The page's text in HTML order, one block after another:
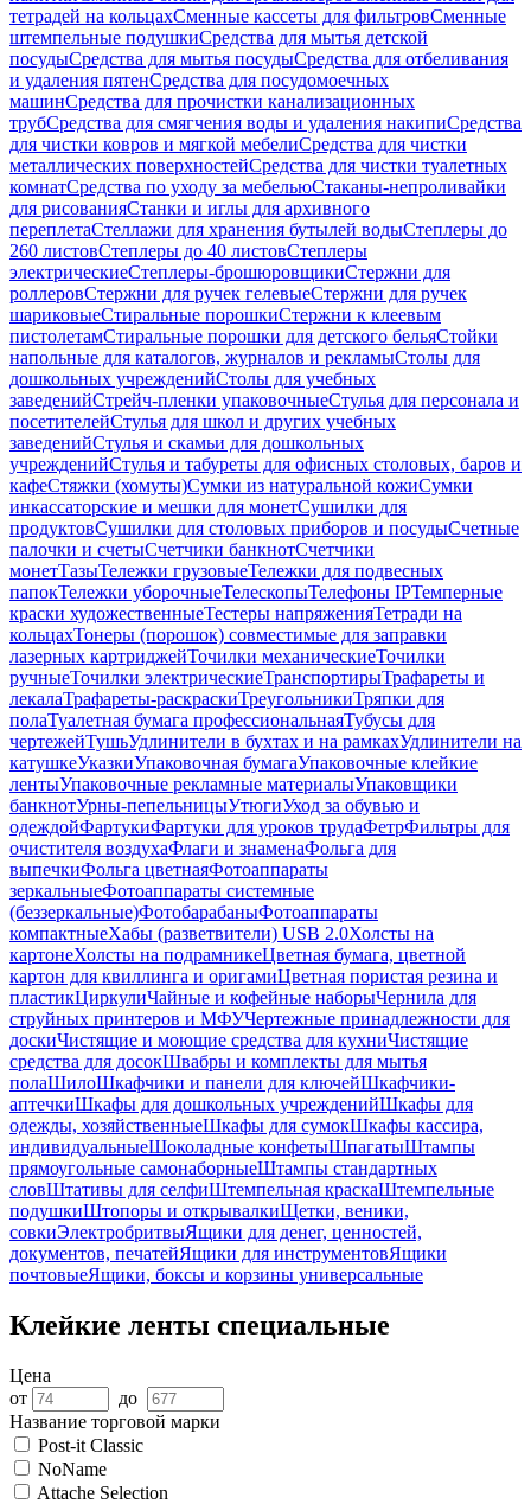
тетрадей на кольцахСменные кассеты для фильтровСменные
штемпельные подушкиСредства для мытья детской
посудыСредства для мытья посудыСредства для отбеливания
и удаления пятенСредства для посудомоечных
машинСредства для прочистки канализационных
трубСредства для смягчения воды и удаления накипиСредства
для чистки ковров и мягкой мебелиСредства для чистки
металлических поверхностейСредства для чистки туалетных
комнатСредства по уходу за мебельюСтаканы-непроливайки
для рисованияСтанки и иглы для архивного
переплетаСтеллажи для хранения бутылей водыСтеплеры до
260 листовСтеплеры до 40 листовСтеплеры
электрическиеСтеплеры-брошюровщикиСтержни для
роллеровСтержни для ручек гелевыеСтержни для ручек
шариковыеСтиральные порошкиСтержни к клеевым
пистолетамСтиральные порошки для детского бельяСтойки
напольные для каталогов, журналов и рекламыСтолы для
дошкольных учрежденийСтолы для учебных
заведенийСтрейч-пленки упаковочныеСтулья для персонала и
посетителейСтулья для школ и других учебных
заведенийСтулья и скамьи для дошкольных
учрежденийСтулья и табуреты для офисных столовых, баров и
кафеСтяжки (хомуты)Сумки из натуральной кожиСумки
инкассаторские и мешки для монетСушилки для
продуктовСушилки для столовых приборов и посудыСчетные
палочки и счетыСчетчики банкнотСчетчики
монетТазыТележки грузовыеТележки для подвесных
папокТележки уборочныеТелескопыТелефоны IPТемперные
краски художественныеТестеры напряженияТетради на
кольцахТонеры (порошок) совместимые для заправки
лазерных картриджейТочилки механическиеТочилки
ручныеТочилки электрическиеТранспортирыТрафареты и
лекалаТрафареты-раскраскиТреугольникиТряпки для
полаТуалетная бумага профессиональнаяТубусы для
чертежейТушьУдлинители в бухтах и на рамкахУдлинители на
катушкеУказкиУпаковочная бумагаУпаковочные клейкие
лентыУпаковочные рекламные материалыУпаковщики
банкнотУрны-пепельницыУтюгиУход за обувью и
одеждойФартукиФартуки для уроков трудаФетрФильтры для
очистителя воздухаФлаги и знаменаФольга для
выпечкиФольга цветнаяФотоаппараты
зеркальныеФотоаппараты системные
(беззеркальные)ФотобарабаныФотоаппараты
компактныеХабы (разветвители) USB 2.0Холсты на
картонеХолсты на подрамникеЦветная бумага, цветной
картон для квиллинга и оригамиЦветная пористая резина и
пластикЦиркулиЧайные и кофейные наборыЧернила для
струйных принтеров и МФУЧертежные принадлежности для
доскиЧистящие и моющие средства для кухниЧистящие
средства для досокШвабры и комплекты для мытья
полаШилоШкафчики и панели для ключейШкафчики-
аптечкиШкафы для дошкольных учрежденийШкафы для
одежды, хозяйственныеШкафы для сумокШкафы кассира,
индивидуальныеШоколадные конфетыШпагатыШтампы
прямоугольные самонаборныеШтампы стандартных
словШтативы для селфиШтемпельная краскаШтемпельные
подушкиШтопоры и открывалкиЩетки, веники,
совкиЭлектробритвыЯщики для денег, ценностей,
документов, печатейЯщики для инструментовЯщики
почтовыеЯщики, боксы и корзины универсальные
Клейкие ленты специальные
Цена
от
до
Название торговой марки
Post-it Classic
NoName
Attache Selection